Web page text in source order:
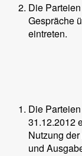
Die
Gespräche
eintreten.
Die
31.12.2012
Nutzung
und